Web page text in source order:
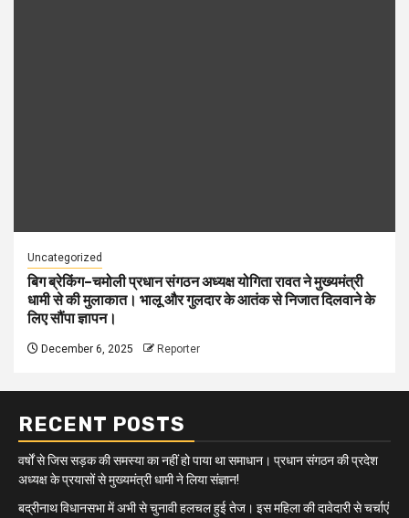
Uncategorized
बिग ब्रेकिंग–चमोली प्रधान संगठन अध्यक्ष योगिता रावत ने मुख्यमंत्री
धामी से की मुलाकात। भालू और गुलदार के आतंक से निजात दिलवाने के
लिए सौंपा ज्ञापन।
December 6, 2025 Reporter
RECENT POSTS
वर्षों से जिस सड़क की समस्या का नहीं हो पाया था समाधान। प्रधान संगठन की प्रदेश
अध्यक्ष के प्रयासों से मुख्यमंत्री धामी ने लिया संज्ञान!
बद्रीनाथ विधानसभा में अभी से चुनावी हलचल हुई तेज। इस महिला की दावेदारी से चर्चाएं